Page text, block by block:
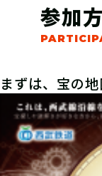
参加
まずは、宝の